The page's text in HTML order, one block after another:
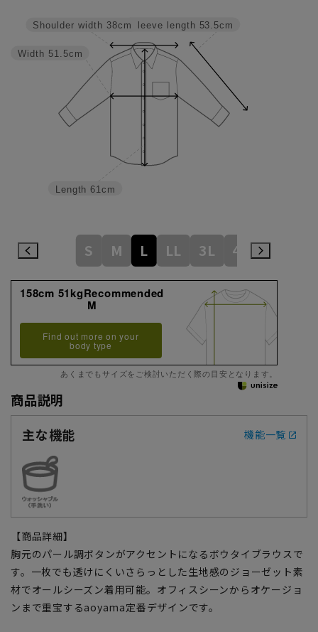
Sleeve length 53.5cm
Length 61cm
Width 51.5cm
Shoulder width 38cm
S M L LL 3L 4L
158cm 51kgRecommended
M
Find out more on your
body type
あくまでもサイズをご検討いただく際の目安となります。
商品説明
主な機能
機能一覧
【商品詳細】
胸元のパール調ボタンがアクセントになるボウタイブラウスで
す。一枚でも透けにくいさらっとした生地感のジョーゼット素
材でオールシーズン着用可能。オフィスシーンからオケージョ
ンまで重宝するaoyama定番デザインです。